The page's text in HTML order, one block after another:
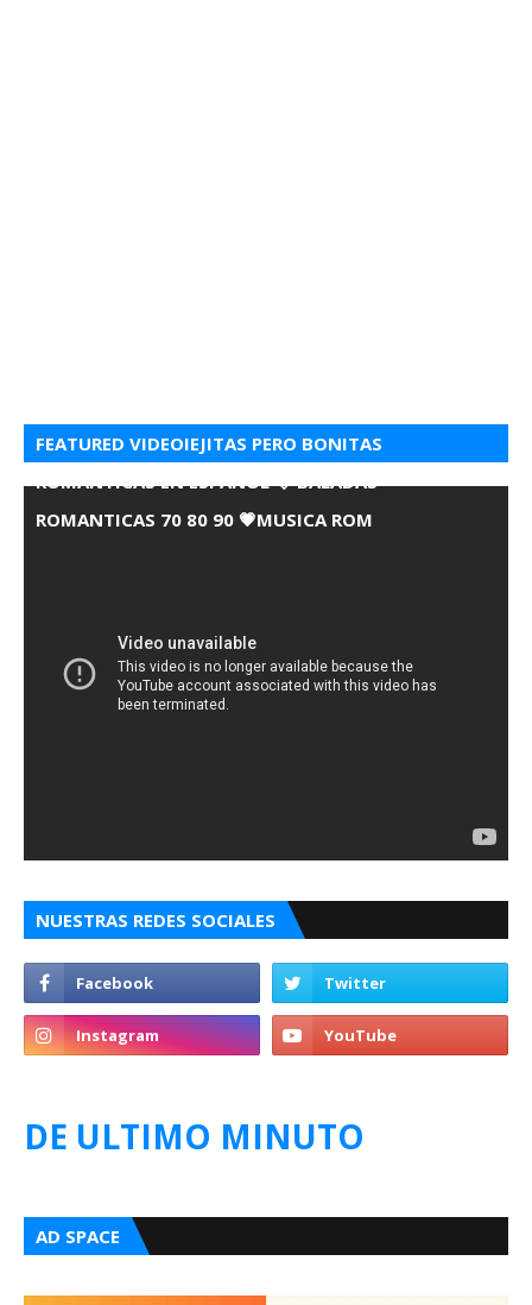
FEATURED VIDEOIEJITAS PERO BONITAS
ROMANTICAS EN ESPANOL 💘 BALADAS
ROMANTICAS 70 80 90 💗MUSICA ROM
NUESTRAS REDES SOCIALES
DE ULTIMO MINUTO
AD SPACE